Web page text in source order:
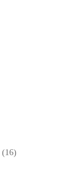
(16)